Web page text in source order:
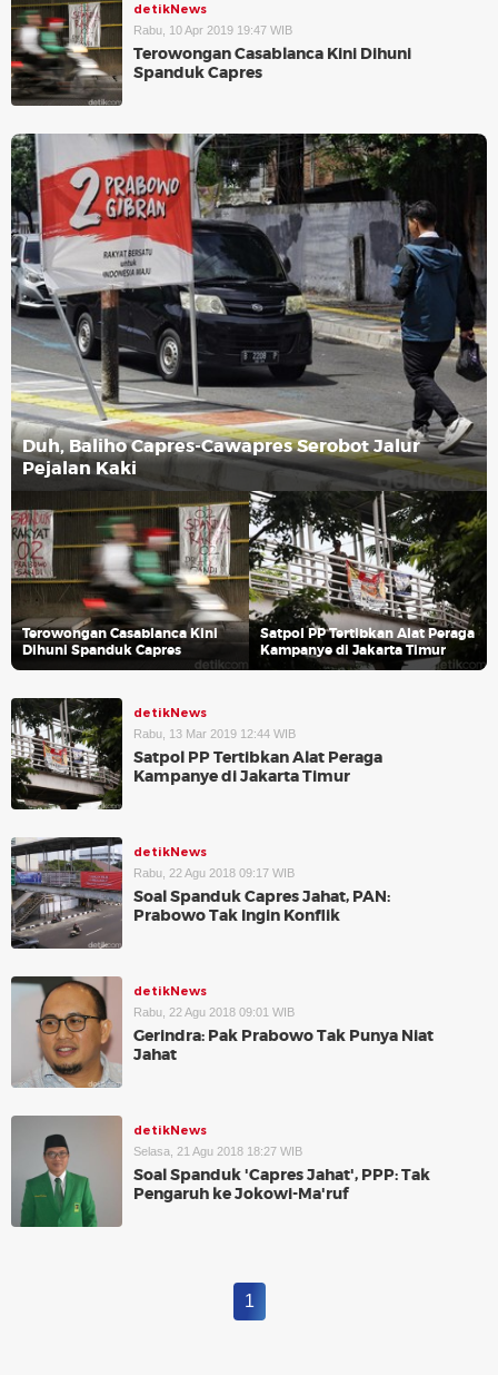
detikNews
Rabu, 10 Apr 2019 19:47 WIB
Terowongan Casablanca Kini Dihuni
Spanduk Capres
Duh, Baliho Capres-Cawapres Serobot Jalur
Pejalan Kaki
Terowongan Casablanca Kini
Dihuni Spanduk Capres
Satpol PP Tertibkan Alat Peraga
Kampanye di Jakarta Timur
detikNews
Rabu, 13 Mar 2019 12:44 WIB
Satpol PP Tertibkan Alat Peraga
Kampanye di Jakarta Timur
detikNews
Rabu, 22 Agu 2018 09:17 WIB
Soal Spanduk Capres Jahat, PAN:
Prabowo Tak Ingin Konflik
detikNews
Rabu, 22 Agu 2018 09:01 WIB
Gerindra: Pak Prabowo Tak Punya Niat
Jahat
detikNews
Selasa, 21 Agu 2018 18:27 WIB
Soal Spanduk 'Capres Jahat', PPP: Tak
Pengaruh ke Jokowi-Ma'ruf
1